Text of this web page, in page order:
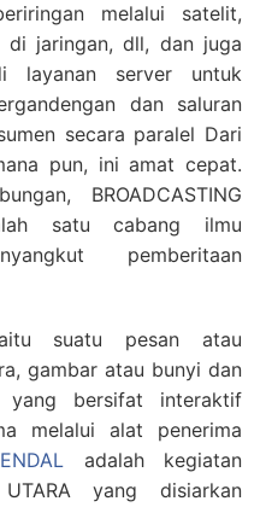
melalui satelit,
jaringan, dll, dan juga
layanan server untuk
dan saluran
secara paralel Dari
pun, ini amat cepat.
BROADCASTING
satu cabang ilmu
pemberitaan
suatu pesan atau
gambar atau bunyi dan
bersifat interaktif
melalui alat penerima
adalah kegiatan
UTARA yang disiarkan